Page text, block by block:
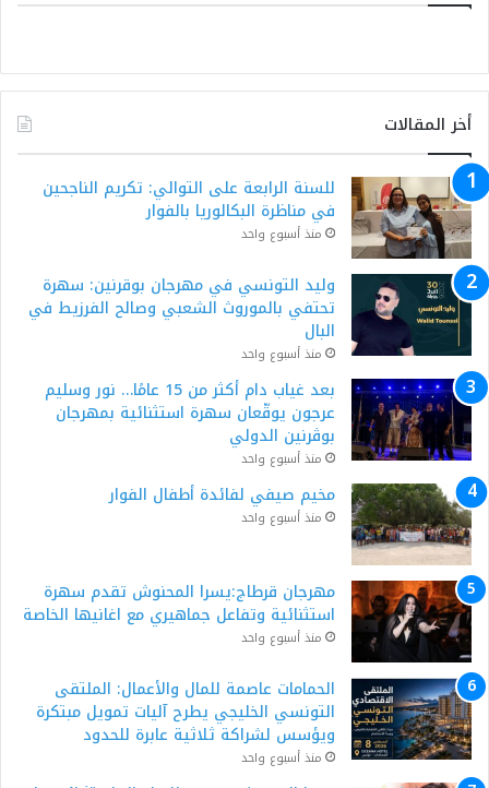
أخر المقالات
للسنة الرابعة على التوالي: تكريم الناجحين
في مناظرة البكالوريا بالفوار
منذ أسبوع واحد
وليد التونسي في مهرجان بوقرنين: سهرة
تحتفي بالموروث الشعبي وصالح الفرزيط في
البال
منذ أسبوع واحد
بعد غياب دام أكثر من 15 عامًا… نور وسليم
عرجون يوقّعان سهرة استثنائية بمهرجان
بوڨرنين الدولي
منذ أسبوع واحد
مخيم صيفي لفائدة أطفال الفوار
منذ أسبوع واحد
مهرجان قرطاج:يسرا المحنوش تقدم سهرة
استثنائية وتفاعل جماهيري مع اغانيها الخاصة
منذ أسبوع واحد
الحمامات عاصمة للمال والأعمال: الملتقى
التونسي الخليجي يطرح آليات تمويل مبتكرة
ويؤسس لشراكة ثلاثية عابرة للحدود
منذ أسبوع واحد